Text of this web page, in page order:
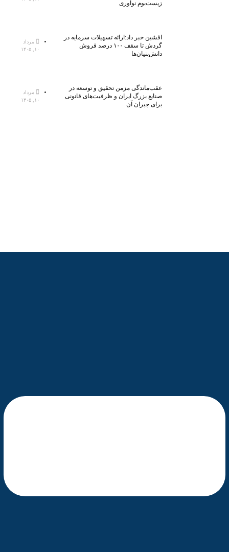
زیست‌بوم نوآوری
افشین خبر داد:ارائه تسهیلات سرمایه در
گردش تا سقف ۱۰۰ درصد فروش
دانش‌بنیان‌ها
مرداد
۱۰, ۱۴۰۵
عقب‌ماندگی مزمن تحقیق و توسعه در
صنایع بزرگ ایران و ظرفیت‌های قانونی
برای جبران آن
مرداد
۱۰, ۱۴۰۵